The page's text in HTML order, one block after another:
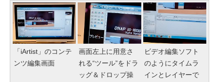
「iArtist」のコンテ
ンツ編集画面
画面左上に用意さ
れる“ツール”をドラ
ッグ＆ドロップ操
ビデオ編集ソフト
のようにタイムラ
インとレイヤーで